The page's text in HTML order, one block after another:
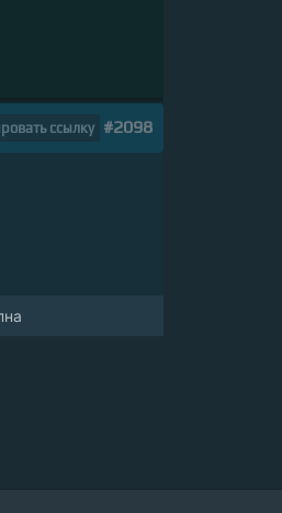
ссылку #2098